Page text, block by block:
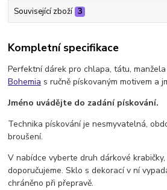
Související zboží 3
Kompletní specifikace
Perfektní dárek pro chlapa, tátu,
Bohemia s ručně pískovaným motivem a
Jméno uvádějte do zadání pískování.
Technika pískování je nesmyvatelná,
broušení.
V nabídce vyberte druh dárkové
doporučujeme. Sklo s dekorací v ní
chráněno při přepravě.